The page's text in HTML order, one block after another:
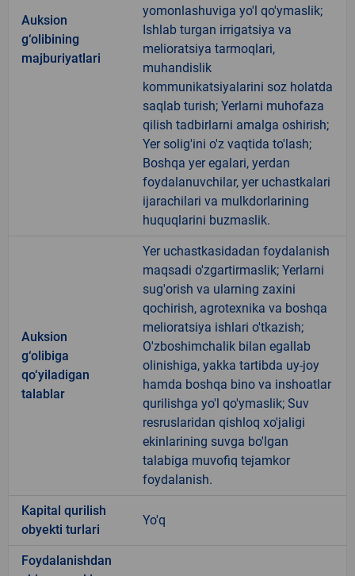
Auksion
g‘olibining
majburiyatlari
yomonlashuviga yo'l qo'ymaslik;
Ishlab turgan irrigatsiya va
melioratsiya tarmoqlari,
muhandislik
kommunikatsiyalarini soz holatda
saqlab turish; Yerlarni muhofaza
qilish tadbirlarni amalga oshirish;
Yer solig'ini o'z vaqtida to'lash;
Boshqa yer egalari, yerdan
foydalanuvchilar, yer uchastkalari
ijarachilari va mulkdorlarining
huquqlarini buzmaslik.
Auksion
g‘olibiga
qo‘yiladigan
talablar
Yer uchastkasidadan foydalanish
maqsadi o'zgartirmaslik; Yerlarni
sug'orish va ularning zaxini
qochirish, agrotexnika va boshqa
melioratsiya ishlari o'tkazish;
O'zboshimchalik bilan egallab
olinishiga, yakka tartibda uy-joy
hamda boshqa bino va inshoatlar
qurilishga yo'l qo'ymaslik; Suv
resruslaridan qishloq xo'jaligi
ekinlarining suvga bo'lgan
talabiga muvofiq tejamkor
foydalanish.
Kapital qurilish
obyekti turlari
Yo'q
Foydalanishdan